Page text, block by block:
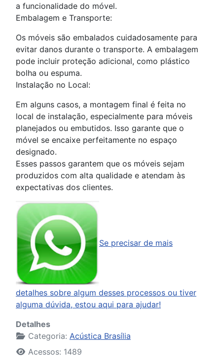
a funcionalidade do móvel.
Embalagem e Transporte:
Os móveis são embalados cuidadosamente para
evitar danos durante o transporte. A embalagem
pode incluir proteção adicional, como plástico
bolha ou espuma.
Instalação no Local:
Em alguns casos, a montagem final é feita no
local de instalação, especialmente para móveis
planejados ou embutidos. Isso garante que o
móvel se encaixe perfeitamente no espaço
designado.
Esses passos garantem que os móveis sejam
produzidos com alta qualidade e atendam às
expectativas dos clientes.
Se precisar de mais
detalhes sobre algum desses processos ou tiver
alguma dúvida, estou aqui para ajudar!
Detalhes
Categoria: Acústica Brasília
Acessos: 1489